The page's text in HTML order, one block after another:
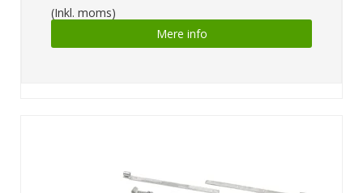
(Inkl. moms)
Mere info